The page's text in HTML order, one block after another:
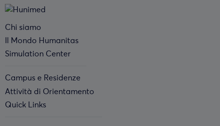
Chi siamo
Il Mondo Humanitas
Simulation Center
Campus e Residenze
Attività di Orientamento
Quick Links